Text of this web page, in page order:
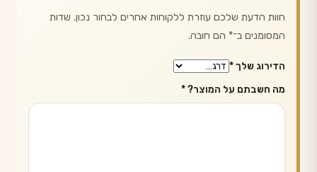
חוות הדעת שלכם עוזרת ללקוחות אחרים לבחור נכון. שדות
המסומנים ב־* הם חובה.
הדירוג שלך*
מה חשבתם על המוצר?*